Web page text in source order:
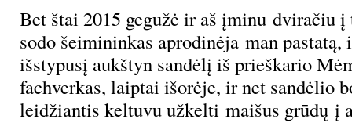
Bet štai 2015 gegužė ir aš įminu dviračiu į
sodo šeimininkas aprodinėja man
išstypusį aukštyn sandėlį iš prieškario
fachverkas, laiptai išorėje, ir net sandėlio
leidžiantis keltuvu užkelti maišus grūdų į